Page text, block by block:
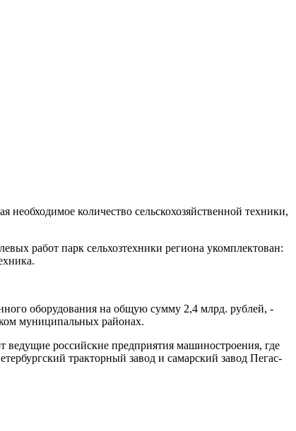
количество сельскохозяйственной техники,
работ парк сельхозтехники региона укомплектован:
оборудования на общую сумму 2,4 млрд. рублей, -
муниципальных районах.
ведущие российские предприятия машиностроения, где
тракторный завод и самарский завод Пегас-